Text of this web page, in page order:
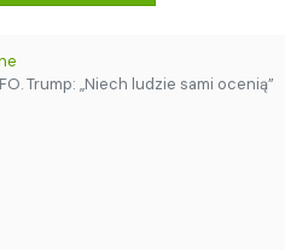
Trump: „Niech ludzie sami ocenią”